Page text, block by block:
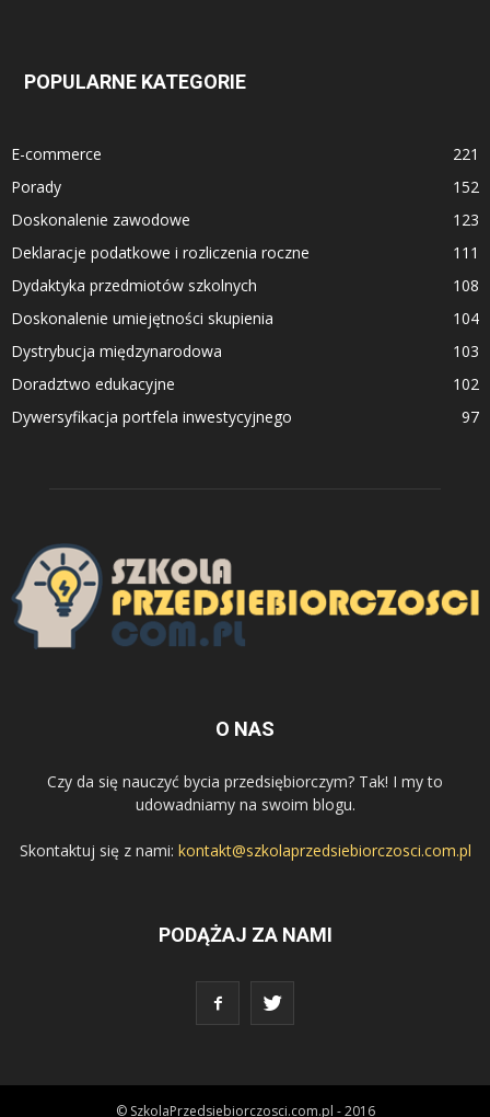
POPULARNE KATEGORIE
E-commerce
221
Porady
152
Doskonalenie zawodowe
123
Deklaracje podatkowe i rozliczenia roczne
111
Dydaktyka przedmiotów szkolnych
108
Doskonalenie umiejętności skupienia
104
Dystrybucja międzynarodowa
103
Doradztwo edukacyjne
102
Dywersyfikacja portfela inwestycyjnego
97
O NAS
Czy da się nauczyć bycia przedsiębiorczym? Tak! I my to
udowadniamy na swoim blogu.
Skontaktuj się z nami: kontakt@szkolaprzedsiebiorczosci.com.pl
PODĄŻAJ ZA NAMI
© SzkolaPrzedsiebiorczosci.com.pl - 2016